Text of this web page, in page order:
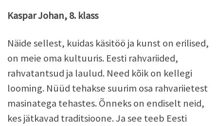
Kaspar Johan, 8. klass
Näide sellest, kuidas käsitöö ja kunst on erilised,
on meie oma kultuuris. Eesti rahvariided,
rahvatantsud ja laulud. Need kõik on kellegi
looming. Nüüd tehakse suurim osa rahvariietest
masinatega tehastes. Õnneks on endiselt neid,
kes jätkavad traditsioone. Ja see teeb Eesti